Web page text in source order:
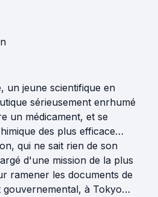
un jeune scientifique en
sérieusement enrhumé
un médicament, et se
des plus efficace…
qui ne sait rien de son
d'une mission de la plus
ramener les documents de
à Tokyo…